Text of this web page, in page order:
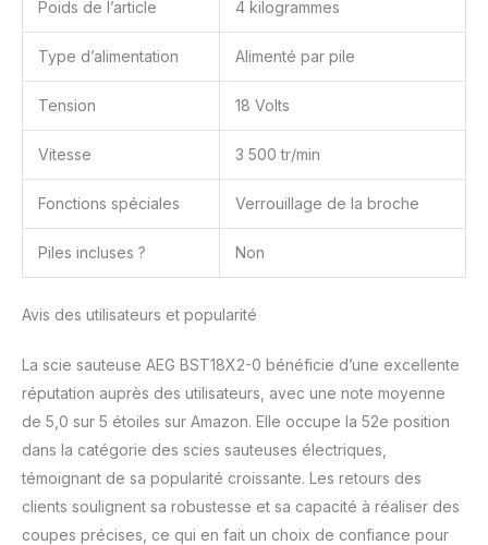
Poids de l’article 4 kilogrammes
Type d’alimentation Alimenté par pile
Tension 18 Volts
Vitesse 3 500 tr/min
Fonctions spéciales Verrouillage de la broche
Piles incluses ? Non
Avis des utilisateurs et popularité
La scie sauteuse AEG BST18X2-0 bénéficie d’une excellente
réputation auprès des utilisateurs, avec une note moyenne
de 5,0 sur 5 étoiles sur Amazon. Elle occupe la 52e position
dans la catégorie des scies sauteuses électriques,
témoignant de sa popularité croissante. Les retours des
clients soulignent sa robustesse et sa capacité à réaliser des
coupes précises, ce qui en fait un choix de confiance pour